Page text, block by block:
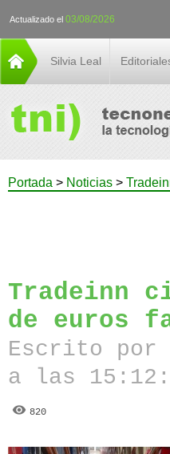
Actualizado el 03/08/2026
Silvia Leal
Portada > Noticias >
Tradeinn
de euros
Escrito por
a las
820